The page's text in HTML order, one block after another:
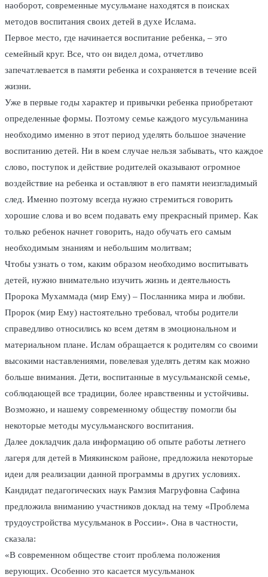
наоборот, современные мусульмане находятся в поисках
методов воспитания своих детей в духе Ислама.
Первое место, где начинается воспитание ребенка, – это
семейный круг. Все, что он видел дома, отчетливо
запечатлевается в памяти ребенка и сохраняется в течение всей
жизни.
Уже в первые годы характер и привычки ребенка приобретают
определенные формы. Поэтому семье каждого мусульманина
необходимо именно в этот период уделять большое значение
воспитанию детей. Ни в коем случае нельзя забывать, что каждое
слово, поступок и действие родителей оказывают огромное
воздействие на ребенка и оставляют в его памяти неизгладимый
след. Именно поэтому всегда нужно стремиться говорить
хорошие слова и во всем подавать ему прекрасный пример. Как
только ребенок начнет говорить, надо обучать его самым
необходимым знаниям и небольшим молитвам;
Чтобы узнать о том, каким образом необходимо воспитывать
детей, нужно внимательно изучить жизнь и деятельность
Пророка Мухаммада (мир Ему) – Посланника мира и любви.
Пророк (мир Ему) настоятельно требовал, чтобы родители
справедливо относились ко всем детям в эмоциональном и
материальном плане. Ислам обращается к родителям со своими
высокими наставлениями, повелевая уделять детям как можно
больше внимания. Дети, воспитанные в мусульманской семье,
соблюдающей все традиции, более нравственны и устойчивы.
Возможно, и нашему современному обществу помогли бы
некоторые методы мусульманского воспитания.
Далее докладчик дала информацию об опыте работы летнего
лагеря для детей в Миякинском районе, предложила некоторые
идеи для реализации данной программы в других условиях.
Кандидат педагогических наук Рамзия Магруфовна Сафина
предложила вниманию участников доклад на тему «Проблема
трудоустройства мусульманок в России». Она в частности,
сказала:
«В современном обществе стоит проблема положения
верующих. Особенно это касается мусульманок